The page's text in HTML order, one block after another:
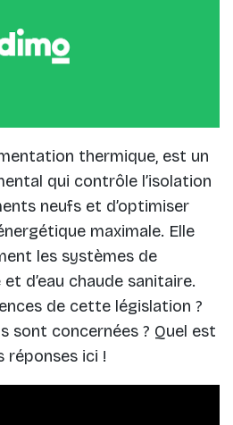
thermique, est un
qui contrôle l’isolation
neufs et d’optimiser
maximale. Elle
les systèmes de
d’eau chaude sanitaire.
de cette législation ?
sont concernées ? Quel est
réponses ici !